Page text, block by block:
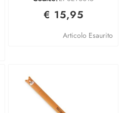
€ 15,95
Articolo Esaurito